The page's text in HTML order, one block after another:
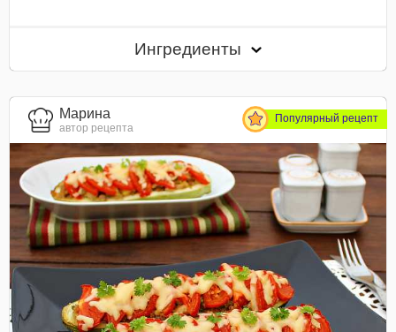
Ингредиенты
Марина
автор рецепта
Популярный рецепт